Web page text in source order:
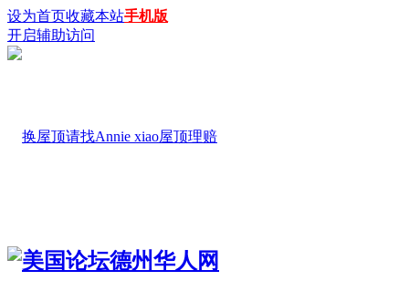
设为首页收藏本站手机版
开启辅助访问